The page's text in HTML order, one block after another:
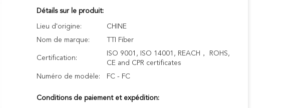
Détails sur le produit:
Lieu d'origine:
CHINE
Nom de marque:
TTI Fiber
Certification:
ISO 9001, ISO 14001, REACH， ROHS,
CE and CPR certificates
Numéro de modèle:
FC - FC
Conditions de paiement et expédition: